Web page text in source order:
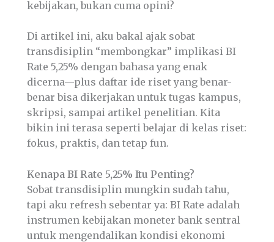
kebijakan, bukan cuma opini?
Di artikel ini, aku bakal ajak sobat
transdisiplin “membongkar” implikasi BI
Rate 5,25% dengan bahasa yang enak
dicerna—plus daftar ide riset yang benar-
benar bisa dikerjakan untuk tugas kampus,
skripsi, sampai artikel penelitian. Kita
bikin ini terasa seperti belajar di kelas riset:
fokus, praktis, dan tetap fun.
Kenapa BI Rate 5,25% Itu Penting?
Sobat transdisiplin mungkin sudah tahu,
tapi aku refresh sebentar ya: BI Rate adalah
instrumen kebijakan moneter bank sentral
untuk mengendalikan kondisi ekonomi